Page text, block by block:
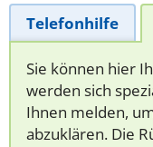
Telefonhilfe
Sie können hier
werden sich
Ihnen melden,
abzuklären. Die